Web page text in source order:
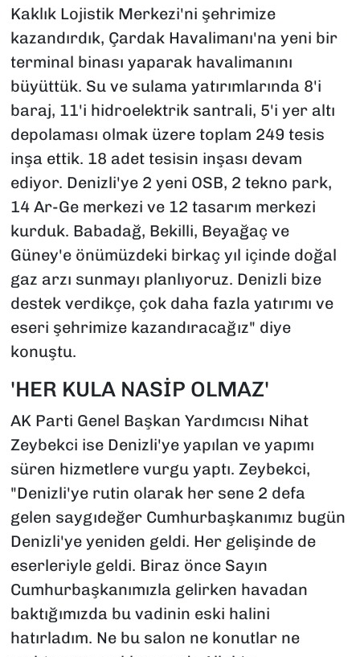
Kaklık Lojistik Merkezi'ni şehrimize
kazandırdık, Çardak Havalimanı'na yeni bir
terminal binası yaparak havalimanını
büyüttük. Su ve sulama yatırımlarında 8'i
baraj, 11'i hidroelektrik santrali, 5'i yer altı
depolaması olmak üzere toplam 249 tesis
inşa ettik. 18 adet tesisin inşası devam
ediyor. Denizli'ye 2 yeni OSB, 2 tekno park,
14 Ar-Ge merkezi ve 12 tasarım merkezi
kurduk. Babadağ, Bekilli, Beyağaç ve
Güney'e önümüzdeki birkaç yıl içinde doğal
gaz arzı sunmayı planlıyoruz. Denizli bize
destek verdikçe, çok daha fazla yatırımı ve
eseri şehrimize kazandıracağız" diye
konuştu.
'HER KULA NASİP OLMAZ'
AK Parti Genel Başkan Yardımcısı Nihat
Zeybekci ise Denizli'ye yapılan ve yapımı
süren hizmetlere vurgu yaptı. Zeybekci,
"Denizli'ye rutin olarak her sene 2 defa
gelen saygıdeğer Cumhurbaşkanımız bugün
Denizli'ye yeniden geldi. Her gelişinde de
eserleriyle geldi. Biraz önce Sayın
Cumhurbaşkanımızla gelirken havadan
baktığımızda bu vadinin eski halini
hatırladım. Ne bu salon ne konutlar ne